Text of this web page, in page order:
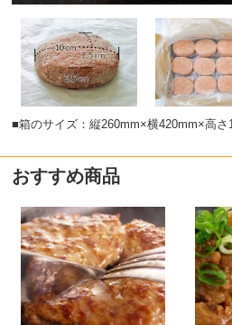
■箱のサイズ：縦260mm×横420mm×高さ
おすすめ商品